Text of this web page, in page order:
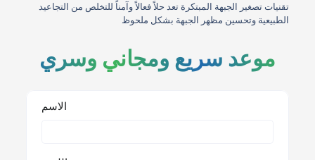
تقنيات تصغير الجبهة المبتكرة تعد حلاً فعالاً وآمناً للتخلص من التجاعيد
الطبيعية وتحسين مظهر الجبهة بشكل ملحوظ
موعد سريع ومجاني وسري